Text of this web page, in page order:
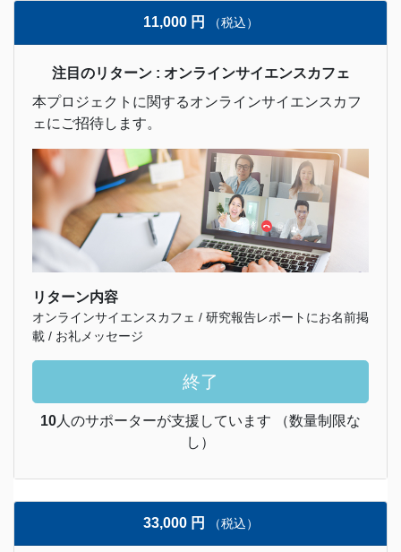
11,000 円 （税込）
注目のリターン : オンラインサイエンスカフェ
本プロジェクトに関するオンラインサイエンスカフ
ェにご招待します。
リターン内容
オンラインサイエンスカフェ / 研究報告レポートにお名前掲
載 / お礼メッセージ
終了
10人のサポーターが支援しています （数量制限な
し）
33,000 円 （税込）